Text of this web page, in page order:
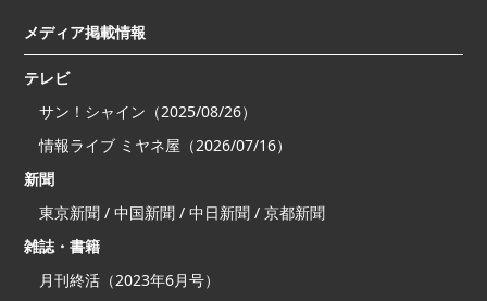
メディア掲載情報
テレビ
サン！シャイン（2025/08/26）
情報ライブ ミヤネ屋（2026/07/16）
新聞
東京新聞 / 中国新聞 / 中日新聞 / 京都新聞
雑誌・書籍
月刊終活（2023年6月号）